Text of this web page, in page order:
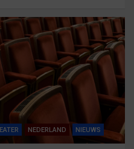
NEDERLAND NIEUWS